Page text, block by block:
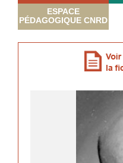
ESPACE
PÉDAGOGIQUE CNRD